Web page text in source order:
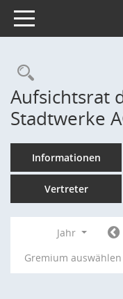
Toggle navigation
Aufsichtsrat
Stadtwerke
Informationen
Vertreter
Jahr
Gremium auswählen